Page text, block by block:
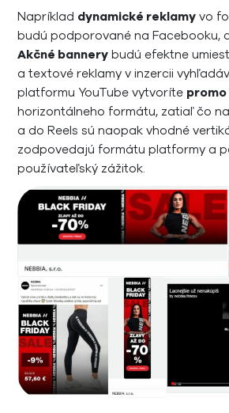
Napríklad dynamické reklamy vo
budú podporované na Facebooku,
Akčné bannery budú efektne
a textové reklamy v inzercii
platformu YouTube vytvoríte
horizontálneho formátu, zatiaľ čo
a do Reels sú naopak vhodné
zodpovedajú formátu platformy a
používateľský zážitok.